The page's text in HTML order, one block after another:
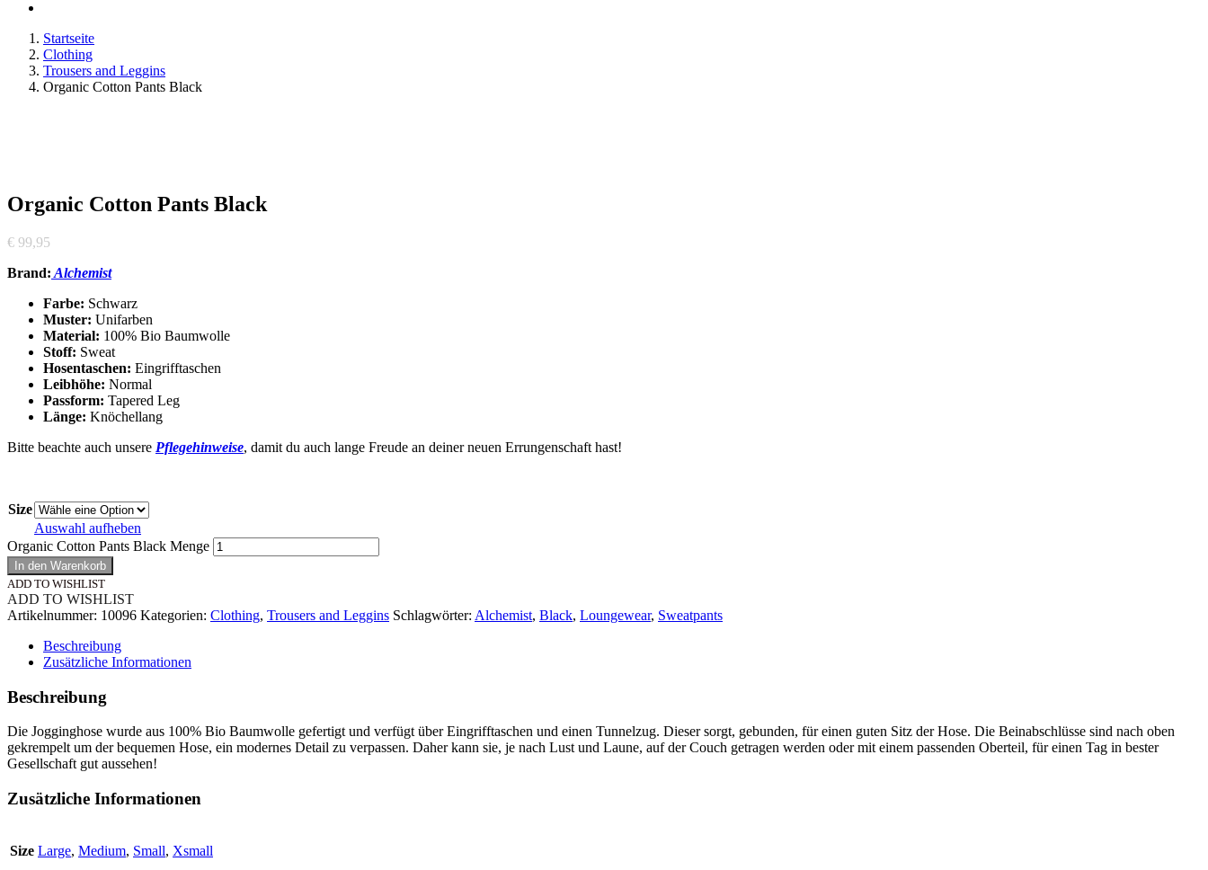
Startseite
Clothing
Trousers and Leggins
Organic Cotton Pants Black
Organic Cotton Pants Black
€ 99,95
Brand: Alchemist
Farbe: Schwarz
Muster: Unifarben
Material: 100% Bio Baumwolle
Stoff: Sweat
Hosentaschen: Eingrifftaschen
Leibhöhe: Normal
Passform: Tapered Leg
Länge: Knöchellang
Bitte beachte auch unsere Pflegehinweise, damit du auch lange Freude an deiner neuen Errungenschaft hast!
Size
Auswahl aufheben
Organic Cotton Pants Black Menge
In den Warenkorb
ADD TO WISHLIST
ADD TO WISHLIST
Artikelnummer: 10096 Kategorien: Clothing, Trousers and Leggins Schlagwörter: Alchemist, Black, Loungewear, Sweatpants
Beschreibung
Zusätzliche Informationen
Beschreibung
Die Jogginghose wurde aus 100% Bio Baumwolle gefertigt und verfügt über Eingrifftaschen und einen Tunnelzug. Dieser sorgt, gebunden, für einen guten Sitz der Hose. Die Beinabschlüsse sind nach oben
gekrempelt um der bequemen Hose, ein modernes Detail zu verpassen. Daher kann sie, je nach Lust und Laune, auf der Couch getragen werden oder mit einem passenden Oberteil, für einen Tag in bester
Gesellschaft gut aussehen!
Zusätzliche Informationen
Size Large, Medium, Small, Xsmall